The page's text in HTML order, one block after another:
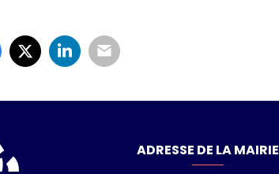
Logo Ville de Plaisance-du-Touch
ADRESSE DE LA MAIRIE